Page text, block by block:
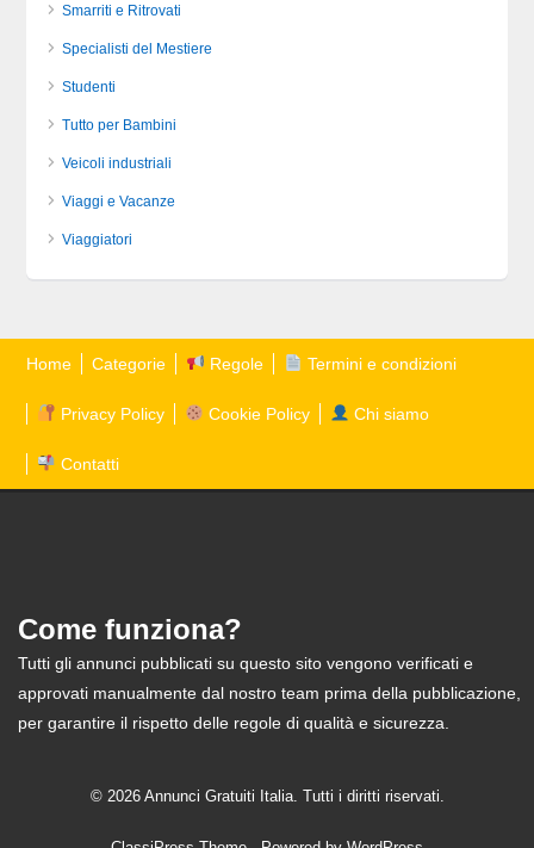
Smarriti e Ritrovati
Specialisti del Mestiere
Studenti
Tutto per Bambini
Veicoli industriali
Viaggi e Vacanze
Viaggiatori
Home Categorie Regole Termini e condizioni
Privacy Policy Cookie Policy Chi siamo
Contatti
Come funziona?
Tutti gli annunci pubblicati su questo sito vengono verificati e
approvati manualmente dal nostro team prima della pubblicazione,
per garantire il rispetto delle regole di qualità e sicurezza.
© 2026 Annunci Gratuiti Italia. Tutti i diritti riservati.